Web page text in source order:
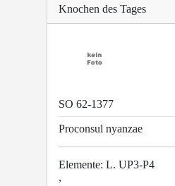
Knochen des Tages
SO 62-1377
Proconsul nyanzae
Elemente: L. UP3-P4
,